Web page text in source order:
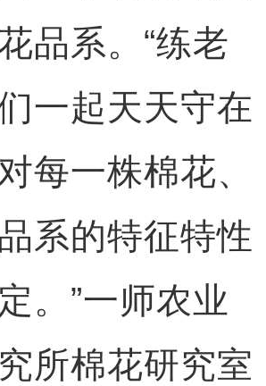
品系。“练老
一起天天守在
每一株棉花、
系的特征特性
。”一师农业
所棉花研究室